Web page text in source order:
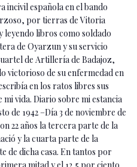
incivil española en el bando
por tierras de Vitoria
leyendo libros como soldado
de Oyarzun y su servicio
de Artillería de Badajoz,
victorioso de su enfermedad en
en los ratos libres sus
vida. Diario sobre mi estancia
de 1942 –Día 3 de noviembre de
22 años la tercera parte de la
y la cuarta parte de la
de dicha casa. En tantos por
mitad y el 12,5 por ciento